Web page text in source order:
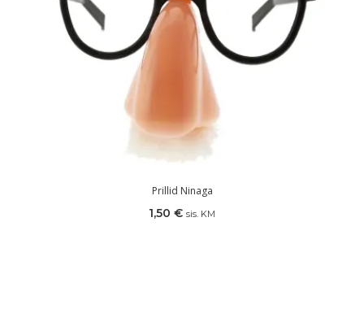
Prillid Ninaga
1,50 € sis. KM